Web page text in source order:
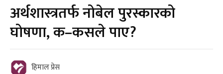
अर्थशास्त्रतर्फ नोबेल पुरस्कारको
घोषणा, क–कसले पाए?
हिमाल प्रेस